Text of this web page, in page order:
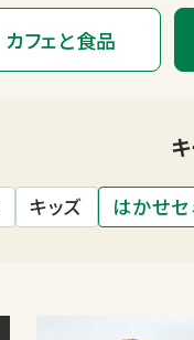
カフェと食品
キッズ はかせセ